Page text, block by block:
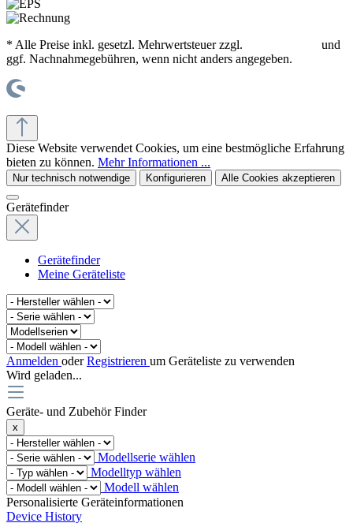
* Alle Preise inkl. gesetzl. Mehrwertsteuer zzgl.
und
ggf. Nachnahmegebühren, wenn nicht anders angegeben.
Diese Website verwendet Cookies, um eine bestmögliche Erfahrung
bieten zu können. Mehr Informationen ...
Nur technisch notwendige Konfigurieren Alle Cookies akzeptieren
Gerätefinder
Gerätefinder
Meine Geräteliste
Anmelden oderRegistrieren um Geräteliste zu verwenden
Wird geladen...
Geräte- und Zubehör Finder
x
Modellserie wählen
Modelltyp wählen
Modell wählen
Personalisierte Geräteinformationen
Device History